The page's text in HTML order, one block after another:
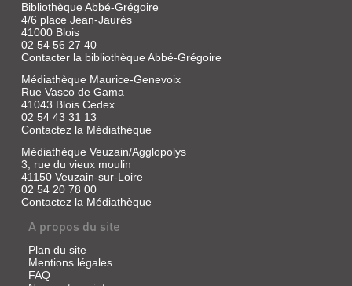
Bibliothèque Abbé-Grégoire
4/6 place Jean-Jaurès
41000 Blois
02 54 56 27 40
Contacter la bibliothèque Abbé-Grégoire
Médiathèque Maurice-Genevoix
Rue Vasco de Gama
41043 Blois Cedex
02 54 43 31 13
Contactez la Médiathèque
Médiathèque Veuzain/Agglopolys
3, rue du vieux moulin
41150 Veuzain-sur-Loire
02 54 20 78 00
Contactez la Médiathèque
A propos du site
Plan du site
Mentions légales
FAQ